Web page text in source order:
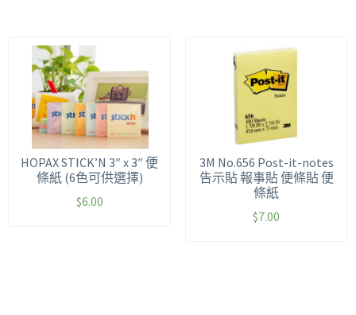
HOPAX STICK’N 3″ x 3″ 便
條紙 (6色可供選擇)
$6.00
3M No.656 Post-it-notes
告示貼 報事貼 便條貼 便
條紙
$7.00